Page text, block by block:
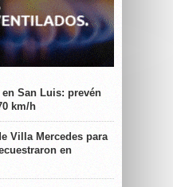
San Luis: prevén
km/h
Villa Mercedes para
en